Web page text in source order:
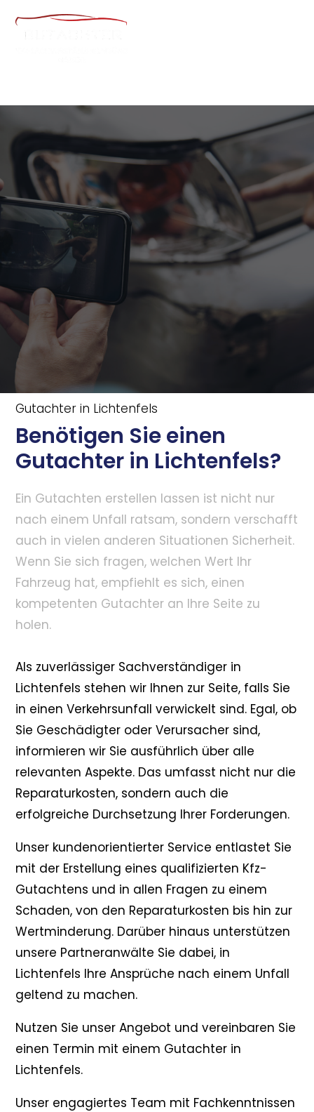
Gutachter in Lichtenfels
Benötigen Sie einen
Gutachter in Lichtenfels?
Ein Gutachten erstellen lassen ist nicht nur
nach einem Unfall ratsam, sondern verschafft
auch in vielen anderen Situationen Sicherheit.
Wenn Sie sich fragen, welchen Wert Ihr
Fahrzeug hat, empfiehlt es sich, einen
kompetenten Gutachter an Ihre Seite zu
holen.
Als zuverlässiger Sachverständiger in
Lichtenfels stehen wir Ihnen zur Seite, falls Sie
in einen Verkehrsunfall verwickelt sind. Egal, ob
Sie Geschädigter oder Verursacher sind,
informieren wir Sie ausführlich über alle
relevanten Aspekte. Das umfasst nicht nur die
Reparaturkosten, sondern auch die
erfolgreiche Durchsetzung Ihrer Forderungen.
Unser kundenorientierter Service entlastet Sie
mit der Erstellung eines qualifizierten Kfz-
Gutachtens und in allen Fragen zu einem
Schaden, von den Reparaturkosten bis hin zur
Wertminderung. Darüber hinaus unterstützen
unsere Partneranwälte Sie dabei, in
Lichtenfels Ihre Ansprüche nach einem Unfall
geltend zu machen.
Nutzen Sie unser Angebot und vereinbaren Sie
einen Termin mit einem Gutachter in
Lichtenfels.
Unser engagiertes Team mit Fachkenntnissen